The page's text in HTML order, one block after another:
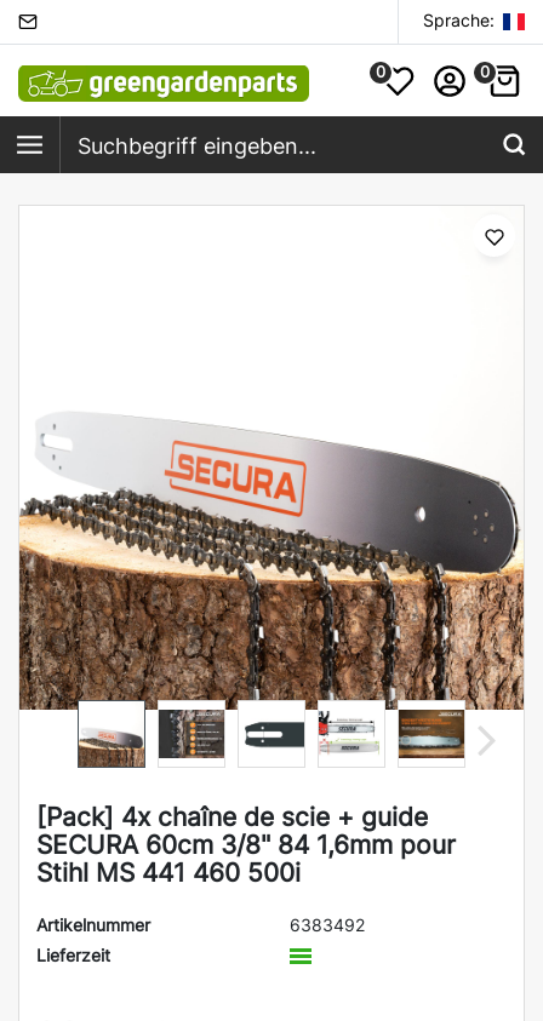
Sprache:
0 0
[Pack] 4x chaîne de scie + guide
SECURA 60cm 3/8" 84 1,6mm pour
Stihl MS 441 460 500i
Artikelnummer
6383492
Lieferzeit